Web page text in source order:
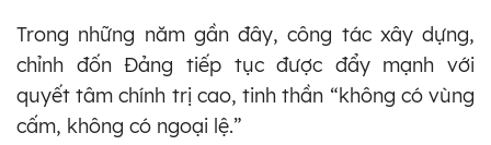
Trong những năm gần đây, công tác xây dựng,
chỉnh đốn Đảng tiếp tục được đẩy mạnh với
quyết tâm chính trị cao, tinh thần “không có vùng
cấm, không có ngoại lệ.”